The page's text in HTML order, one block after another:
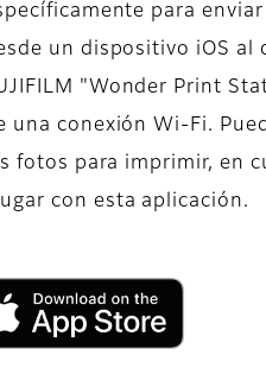
para enviar
un dispositivo iOS al
"Wonder Print
una conexión Wi-Fi.
fotos para imprimir, en
con esta aplicación.